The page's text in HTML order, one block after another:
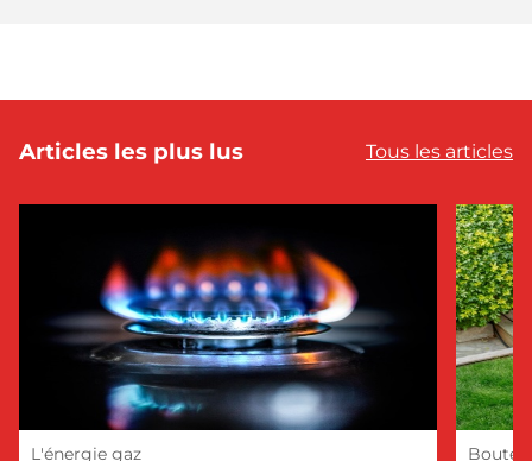
Articles les plus lus Tous les articles
L'énergie gaz